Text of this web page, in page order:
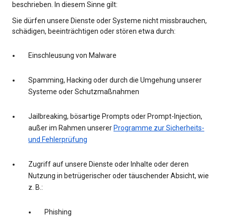
beschrieben. In diesem Sinne gilt:
Sie dürfen unsere Dienste oder Systeme nicht missbrauchen,
schädigen, beeinträchtigen oder stören etwa durch:
Einschleusung von Malware
Spamming, Hacking oder durch die Umgehung unserer
Systeme oder Schutzmaßnahmen
Jailbreaking, bösartige Prompts oder Prompt-Injection,
außer im Rahmen unserer Programme zur Sicherheits-
und Fehlerprüfung
Zugriff auf unsere Dienste oder Inhalte oder deren
Nutzung in betrügerischer oder täuschender Absicht, wie
z. B.:
Phishing